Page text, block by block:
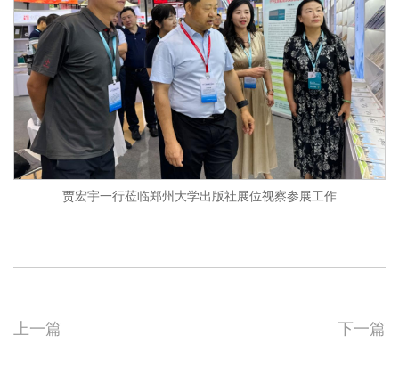
贾宏宇一行莅临郑州大学出版社展位视察参展工作
上一篇 下一篇